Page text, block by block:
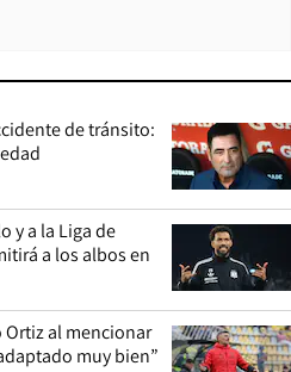
de tránsito:
y a la Liga de
a los albos en
Ortiz al mencionar
muy bien”